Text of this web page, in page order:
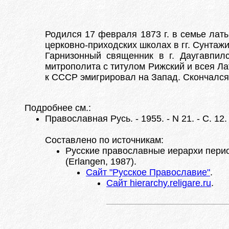
Родился 17 февраля 1873 г. в семье
церковно-приходских школах в гг.
Гарнизонный священник в г.
митрополита с титулом Рижский и всея
к СССР эмигрировал на Запад. Скончался
Подробнее см.:
Православная Русь. - 1955. - N 21. - С. 12.
Составлено по источникам:
Русские православные иерархи
(Erlangen, 1987).
Сайт "Русское Православие".
Сайт hierarchy.religare.ru.